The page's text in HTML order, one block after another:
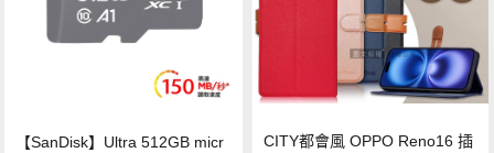
【SanDisk】Ultra 512GB micr
CITY都會風 OPPO Reno16 插